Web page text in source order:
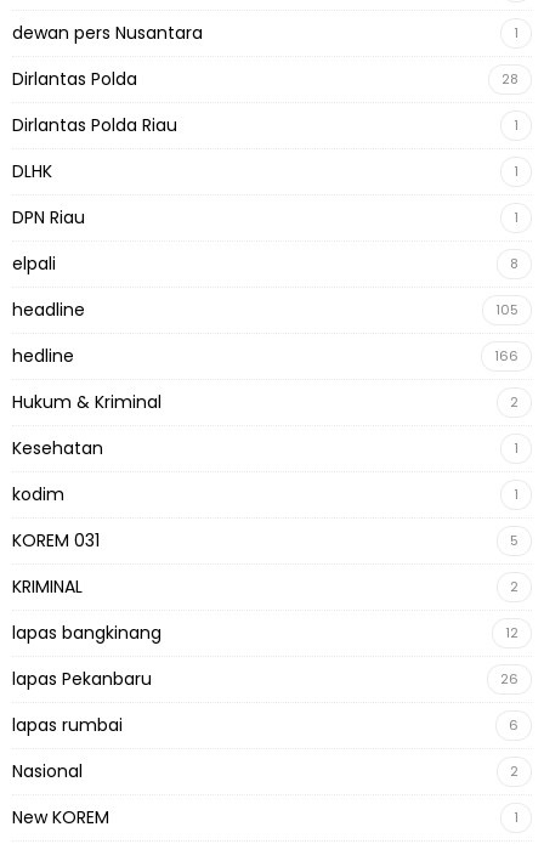
dewan pers Nusantara 1
Dirlantas Polda 28
Dirlantas Polda Riau 1
DLHK 1
DPN Riau 1
elpali 8
headline 105
hedline 166
Hukum & Kriminal 2
Kesehatan 1
kodim 1
KOREM 031 5
KRIMINAL 2
lapas bangkinang 12
lapas Pekanbaru 26
lapas rumbai 6
Nasional 2
New KOREM 1